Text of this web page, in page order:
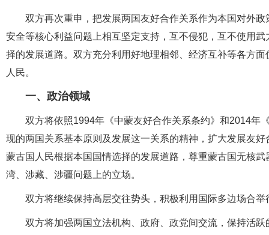
双方再次重申，把发展两国友好合作关系作为本国对外
安全等核心利益问题上相互坚定支持，互不侵犯，互不使用
择的发展道路。双方充分利用好地理相邻、经济互补等各方
人民。
一、政治领域
双方将依照1994年《中蒙友好合作关系条约》和2014年
现的两国关系基本原则及发展这一关系的精神，扩大发展友
蒙古国人民根据本国国情选择的发展道路，尊重蒙古国无核
湾、涉藏、涉疆问题上的立场。
双方将继续保持高层交往势头，积极利用国际多边场合
双方将加强两国立法机构、政府、政党间交流，保持活